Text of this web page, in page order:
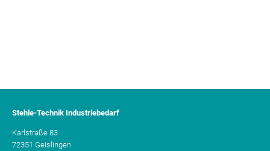
Stehle-Technik Industriebedarf
Karlstraße 83
72351 Geislingen